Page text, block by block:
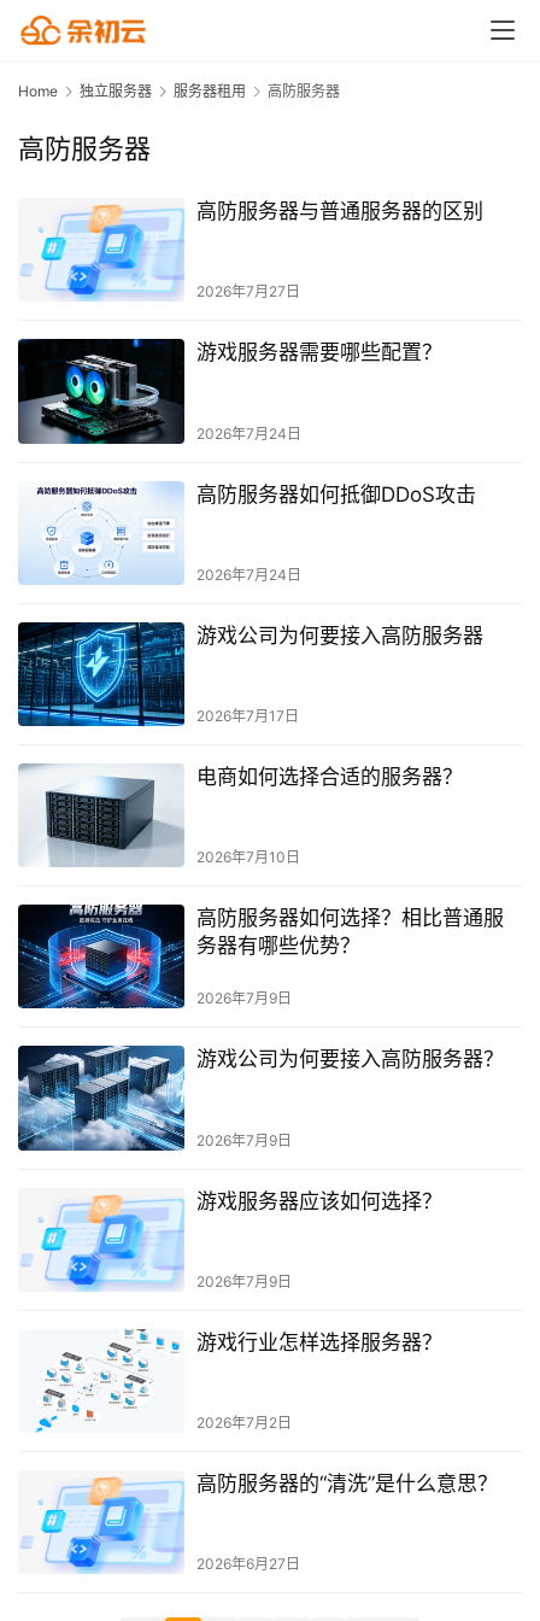
Home 独立服务器 服务器租用 高防服务器
高防服务器
高防服务器与普通服务器的区别
2026年7月27日
游戏服务器需要哪些配置？
2026年7月24日
高防服务器如何抵御DDoS攻击
2026年7月24日
游戏公司为何要接入高防服务器
2026年7月17日
电商如何选择合适的服务器？
2026年7月10日
高防服务器如何选择？相比普通服
务器有哪些优势？
2026年7月9日
游戏公司为何要接入高防服务器？
2026年7月9日
游戏服务器应该如何选择？
2026年7月9日
游戏行业怎样选择服务器？
2026年7月2日
高防服务器的“清洗”是什么意思？
2026年6月27日